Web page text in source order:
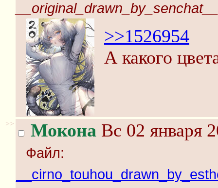
>>1526954
А какого
>> Мокона Вс 02 января
Файл: